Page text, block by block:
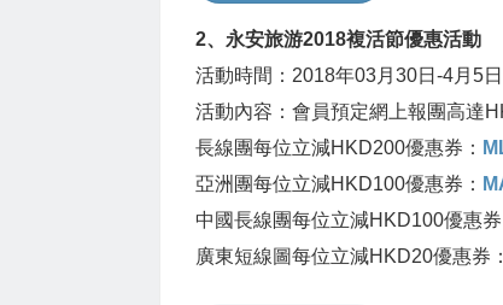
2、永安旅游2018複活節優惠活動
活動時間：2018年03月30日-4月5日
活動內容：會員預定網上報團高達
長線團每位立減HKD200優惠券：
亞洲團每位立減HKD100優惠券：
中國長線團每位立減HKD100優惠券
廣東短線圖每位立減HKD20優惠券：